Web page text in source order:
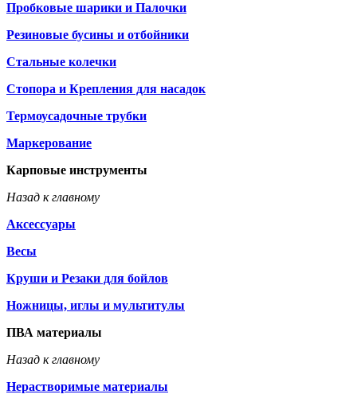
Пробковые шарики и Палочки
Резиновые бусины и отбойники
Стальные колечки
Стопора и Крепления для насадок
Термоусадочные трубки
Маркерование
Карповые инструменты
Назад к главному
Аксессуары
Весы
Круши и Резаки для бойлов
Ножницы, иглы и мультитулы
ПВА материалы
Назад к главному
Нерастворимые материалы